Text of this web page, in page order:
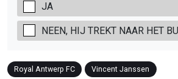
JA
NEEN, HIJ TREKT NAAR HET
Royal Antwerp FC Vincent Janssen